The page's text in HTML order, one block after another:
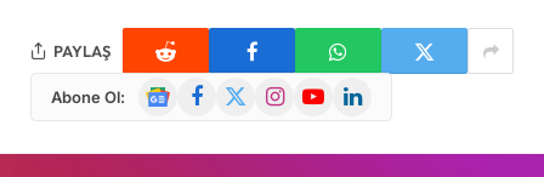
PAYLAŞ
Abone Ol:
GoogleFacebook
X
InstagramYouTubeLinkedIn